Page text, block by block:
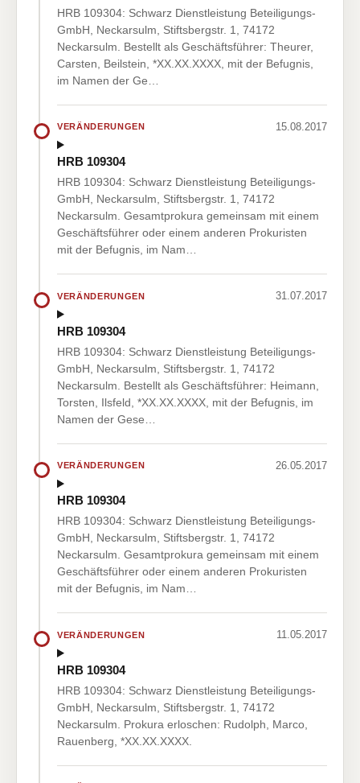
HRB 109304: Schwarz Dienstleistung Beteiligungs-
GmbH, Neckarsulm, Stiftsbergstr. 1, 74172
Neckarsulm. Bestellt als Geschäftsführer: Theurer,
Carsten, Beilstein, *XX.XX.XXXX, mit der Befugnis,
im Namen der Ge…
VERÄNDERUNGEN 15.08.2017
HRB 109304
HRB 109304: Schwarz Dienstleistung Beteiligungs-
GmbH, Neckarsulm, Stiftsbergstr. 1, 74172
Neckarsulm. Gesamtprokura gemeinsam mit einem
Geschäftsführer oder einem anderen Prokuristen
mit der Befugnis, im Nam…
VERÄNDERUNGEN 31.07.2017
HRB 109304
HRB 109304: Schwarz Dienstleistung Beteiligungs-
GmbH, Neckarsulm, Stiftsbergstr. 1, 74172
Neckarsulm. Bestellt als Geschäftsführer: Heimann,
Torsten, Ilsfeld, *XX.XX.XXXX, mit der Befugnis, im
Namen der Gese…
VERÄNDERUNGEN 26.05.2017
HRB 109304
HRB 109304: Schwarz Dienstleistung Beteiligungs-
GmbH, Neckarsulm, Stiftsbergstr. 1, 74172
Neckarsulm. Gesamtprokura gemeinsam mit einem
Geschäftsführer oder einem anderen Prokuristen
mit der Befugnis, im Nam…
VERÄNDERUNGEN 11.05.2017
HRB 109304
HRB 109304: Schwarz Dienstleistung Beteiligungs-
GmbH, Neckarsulm, Stiftsbergstr. 1, 74172
Neckarsulm. Prokura erloschen: Rudolph, Marco,
Rauenberg, *XX.XX.XXXX.